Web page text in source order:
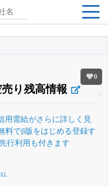
0
り残高情報
用需給がさらに詳しく見
料でβ版をはじめる登録す
行利用も付きます